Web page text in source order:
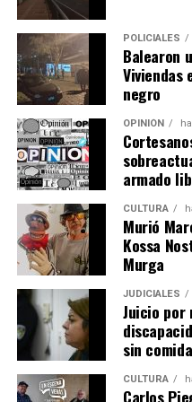
Digitalización y
escrituras
Se podrá presentar
Registros de la Propiedad
algunas jurisdicciones ya
El proyecto modifica la ley
dominial para que puedan
vivienda única para las
pública durante los 10
acceder a ese beneficio.
En tanto, a nivel
concentración de tierras
Iguazú, Puerto Libertad,
Andresito, San Antonio,
Montecarlo, El Alcázar,
conforman un corredor
de capitales extranjeros
provincia”, lamentaron.
POLICIALES
Balearon
Viviendas
negro
OPINIÓN
armado
CULTURA
Murió
Kossa
Murga
JUDICIALES
Juicio por
sin
CULTURA
Carlos